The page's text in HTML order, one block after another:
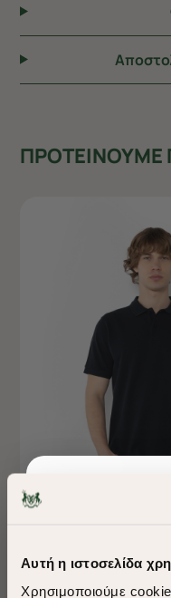
Αυτή η ιστοσελίδα
Χρησιμοποιούμε
ΠΡΟΤΕΙΝΟΥΜΕ
ΜΠΛΟΥΖΑ POLO PIQUE